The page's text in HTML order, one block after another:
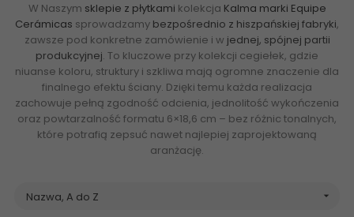
W Naszym sklepie z płytkami kolekcja Kalma marki Equipe
Cerámicas sprowadzamy bezpośrednio z hiszpańskiej fabryki,
zawsze pod konkretne zamówienie i w jednej, spójnej partii
produkcyjnej. To kluczowe przy kolekcji cegiełek, gdzie
niuanse koloru, struktury i szkliwa mają ogromne znaczenie dla
finalnego efektu ściany. Dzięki temu każda realizacja
zachowuje pełną zgodność odcienia, jednolitość wykończenia
oraz powtarzalność formatu 6×18,6 cm – bez różnic tonalnych,
które potrafią zepsuć nawet najlepiej zaprojektowaną
aranżację.
Nazwa, A do Z 